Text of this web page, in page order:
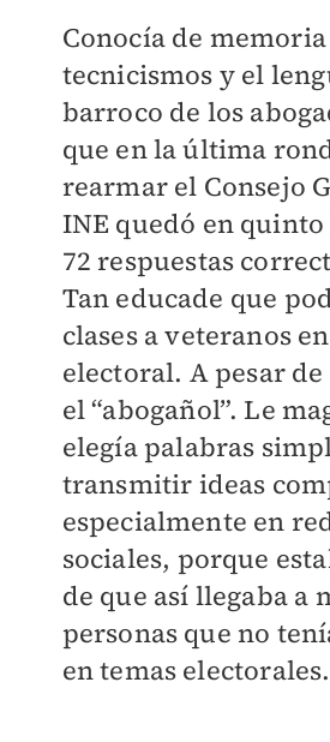
Conocía de
tecnicismos y el
barroco de los
que en la última
rearmar el Consejo
INE quedó en
72 respuestas
Tan educade que
clases a veteranos
electoral. A pesar
el “abogañol”. Le
elegía palabras
transmitir ideas
especialmente en
sociales, porque
de que así llegaba a
personas que no
en temas electorales.